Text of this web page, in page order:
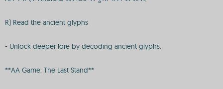
R) Read the ancient glyphs
- Unlock deeper lore by decoding ancient glyphs.
**AA Game: The Last Stand**